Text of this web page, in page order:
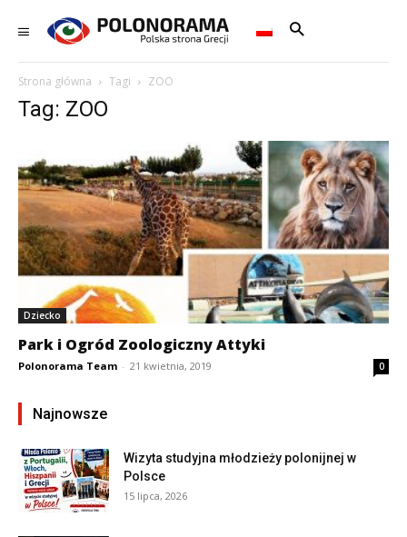
Strona główna Tagi ZOO
Tag: ZOO
Dziecko
Park i Ogród Zoologiczny Attyki
Polonorama Team - 21 kwietnia, 2019 0
Najnowsze
Wizyta studyjna młodzieży polonijnej w
Polsce
15 lipca, 2026